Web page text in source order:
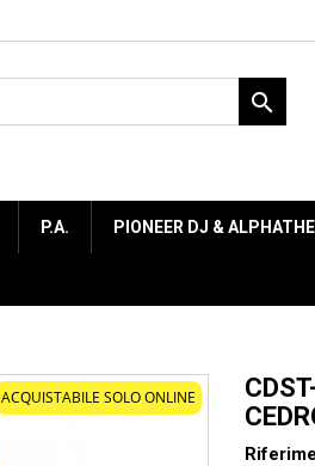

P.A. PIONEER DJ &
ACQUISTABILE SOLO ONLINE